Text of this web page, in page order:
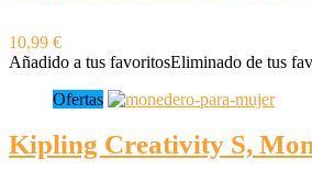
10,99 €
Añadido a tus favoritosEliminado de tus
Ofertas
Kipling Creativity S,